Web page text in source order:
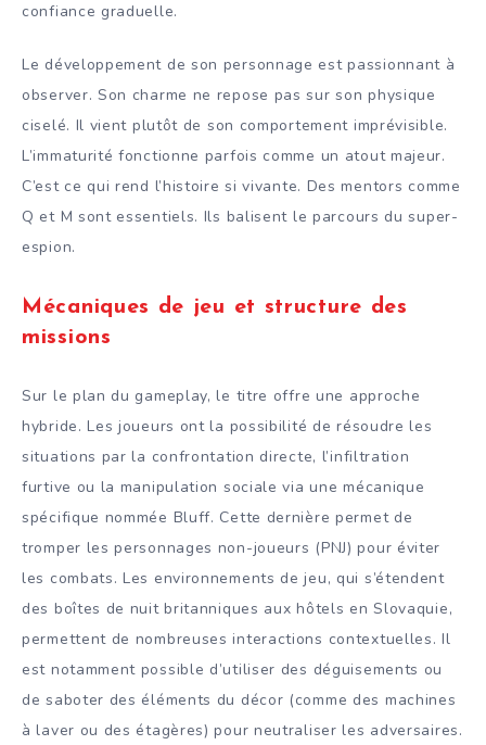
confiance graduelle.
Le développement de son personnage est passionnant à
observer. Son charme ne repose pas sur son physique
ciselé. Il vient plutôt de son comportement imprévisible.
L’immaturité fonctionne parfois comme un atout majeur.
C’est ce qui rend l’histoire si vivante. Des mentors comme
Q et M sont essentiels. Ils balisent le parcours du super-
espion.
Mécaniques de jeu et structure des
missions
Sur le plan du gameplay, le titre offre une approche
hybride. Les joueurs ont la possibilité de résoudre les
situations par la confrontation directe, l’infiltration
furtive ou la manipulation sociale via une mécanique
spécifique nommée Bluff. Cette dernière permet de
tromper les personnages non-joueurs (PNJ) pour éviter
les combats. Les environnements de jeu, qui s’étendent
des boîtes de nuit britanniques aux hôtels en Slovaquie,
permettent de nombreuses interactions contextuelles. Il
est notamment possible d’utiliser des déguisements ou
de saboter des éléments du décor (comme des machines
à laver ou des étagères) pour neutraliser les adversaires.